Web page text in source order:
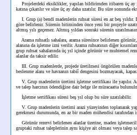
Projelerdeki eksiklikler, yapılan bildirimden itibaren üç ay
katına çıkarılır ve süre üç ay daha uzatılır. Bu süre
I. Grup (a) bendi madenlerin ruhsat süresi en az beş yıldır.
göre belirlenir. Sürenin bitiminden önce yeni bir projeyle
altmış yılı geçemez. Altmış yıldan sonraki sürenin
Arama ruhsatlı sahalara, arama süresince belirlenen
alanına da işletme izni verilir. Arama ruhsatının diğer
grup ruhsat sahalarında üç yıl içinde görünür ve muhtemel
alanlar da taksir edilir.
III. Grup madenlerde, projede üretilmesi öngörülen
beslenme alanı ve havzanın tabiî dengesini bozmayacak,
V. Grup madenlerin üretimi işletme sertifikası ile yapılır.
ve talep harcının ödendiğine dair belge ile müracaatta
İşletme sertifikası süresi beş yıl olup bu süre uzatılabilir.
V. Grup madenlerin üretimi arazi yüzeyinden toplanarak
gerekmesi durumunda, en az bir maden mühendisi
Görünür rezervi belirlenen alanlar üzerine, maden
gruptaki ruhsat taleplerinin aynı kişiye ait olması veya talep